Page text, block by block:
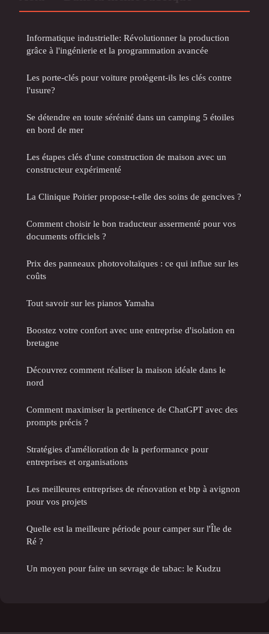
Informatique industrielle: Révolutionner la production
grâce à l'ingénierie et la programmation avancée
Les porte-clés pour voiture protègent-ils les clés contre
l'usure?
Se détendre en toute sérénité dans un camping 5 étoiles
en bord de mer
Les étapes clés d'une construction de maison avec un
constructeur expérimenté
La Clinique Poirier propose-t-elle des soins de gencives ?
Comment choisir le bon traducteur assermenté pour vos
documents officiels ?
Prix des panneaux photovoltaïques : ce qui influe sur les
coûts
Tout savoir sur les pianos Yamaha
Boostez votre confort avec une entreprise d'isolation en
bretagne
Découvrez comment réaliser la maison idéale dans le
nord
Comment maximiser la pertinence de ChatGPT avec des
prompts précis ?
Stratégies d'amélioration de la performance pour
entreprises et organisations
Les meilleures entreprises de rénovation et btp à avignon
pour vos projets
Quelle est la meilleure période pour camper sur l'Île de
Ré ?
Un moyen pour faire un sevrage de tabac: le Kudzu